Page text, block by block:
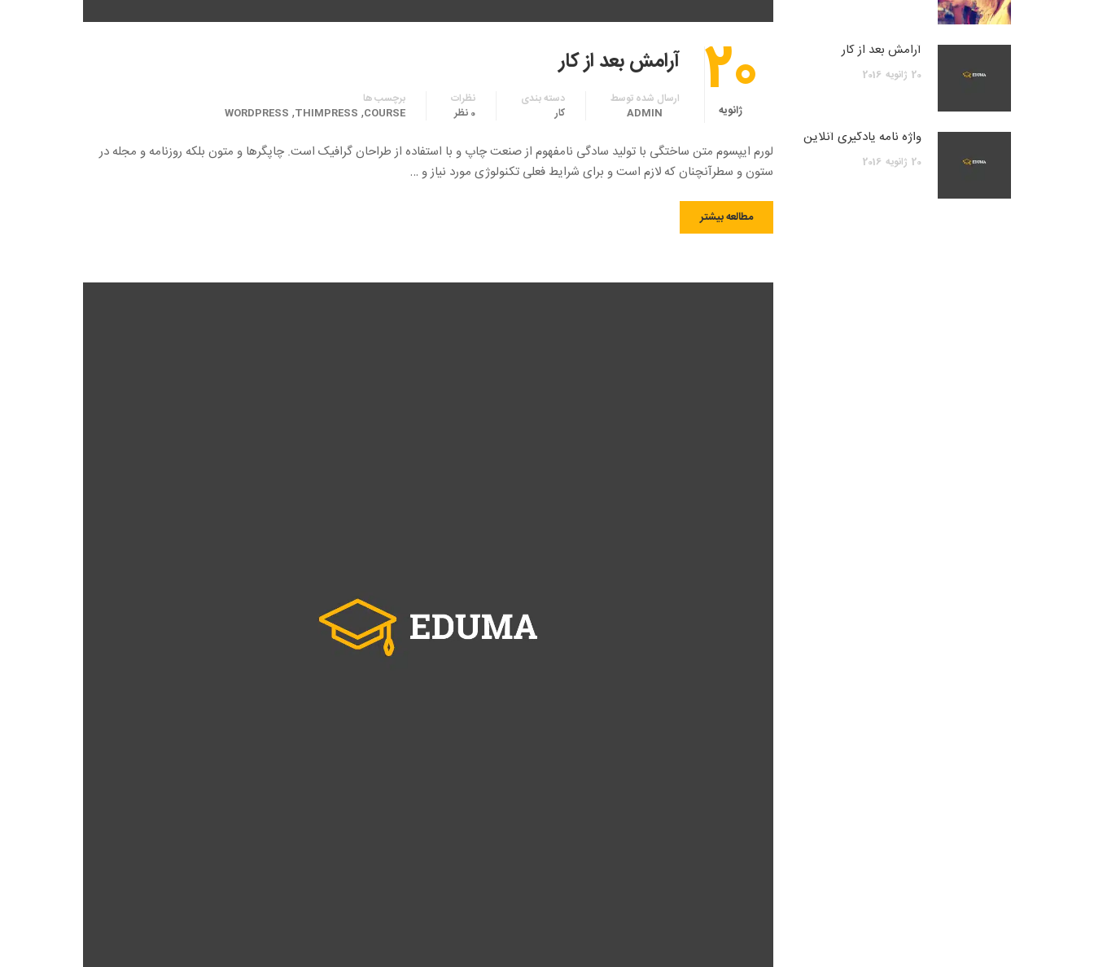
20
ژانویه
آرامش بعد از کار
ارسال شده توسط
ADMIN
دسته بندی
کار
نظرات
0 نظر
برچسب ها
COURSE
,
THIMPRESS
,
WORDPRESS
لورم ایپسوم متن ساختگی با تولید سادگی نامفهوم از صنعت چاپ و با استفاده از طراحان گرافیک است. چاپگرها و متون بلکه روزنامه و مجله در
ستون و سطرآنچنان که لازم است و برای شرایط فعلی تکنولوژی مورد نیاز و …
مطالعه بیشتر
آرامش بعد از کار
20 ژانویه 2016
واژه نامه یادگیری آنلاین
20 ژانویه 2016